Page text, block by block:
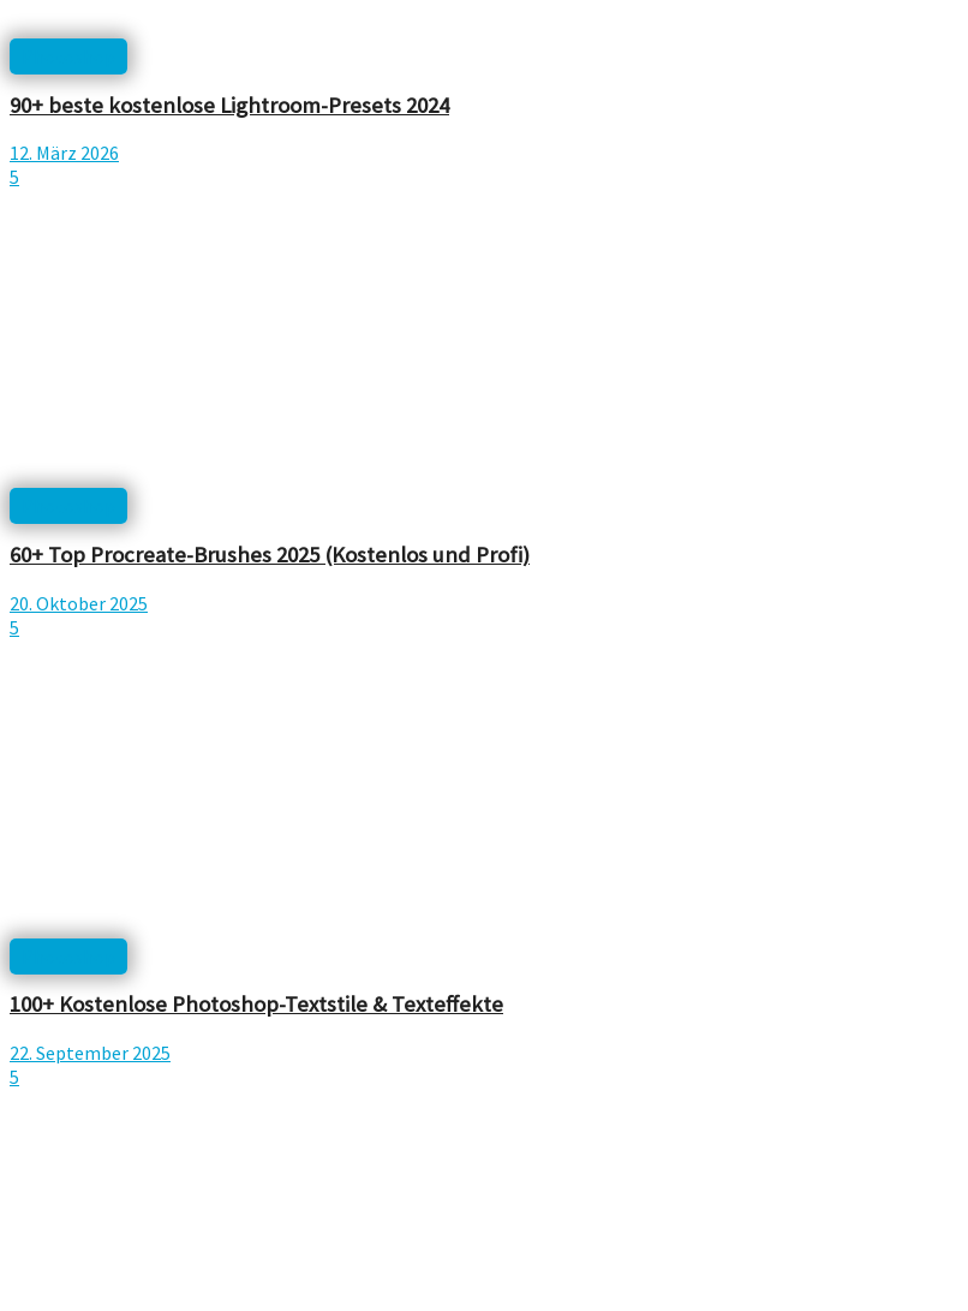
90+ beste kostenlose Lightroom-Presets 2024
12. März 2026
5
60+ Top Procreate-Brushes 2025 (Kostenlos und Profi)
20. Oktober 2025
5
100+ Kostenlose Photoshop-Textstile & Texteffekte
22. September 2025
5